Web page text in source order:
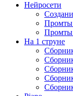
Нейросети
Промты
Промты
На 1 струне